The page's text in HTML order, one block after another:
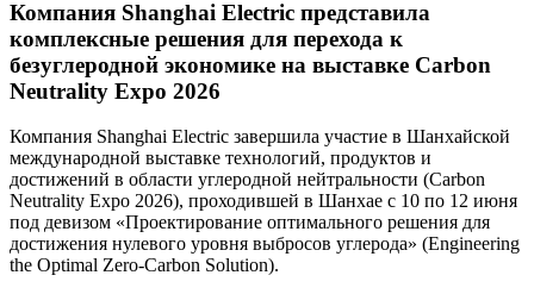
Компания Shanghai Electric представила
комплексные решения для перехода к
безуглеродной экономике на выставке Carbon
Neutrality Expo 2026
Компания Shanghai Electric завершила участие в Шанхайской
международной выставке технологий, продуктов и
достижений в области углеродной нейтральности (Carbon
Neutrality Expo 2026), проходившей в Шанхае с 10 по 12 июня
под девизом «Проектирование оптимального решения для
достижения нулевого уровня выбросов углерода» (Engineering
the Optimal Zero-Carbon Solution).